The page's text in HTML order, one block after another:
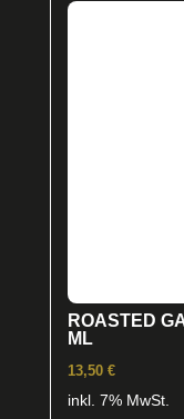
ROASTED
ML
13,50 €
inkl. 7% MwSt.